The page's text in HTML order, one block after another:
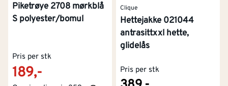
Piketrøye 2708 mørkblå
S polyester/bomul
Pris per stk
189,-
Clique
Hettejakke 021044
antrasittxxl hette,
glidelås
Pris per stk